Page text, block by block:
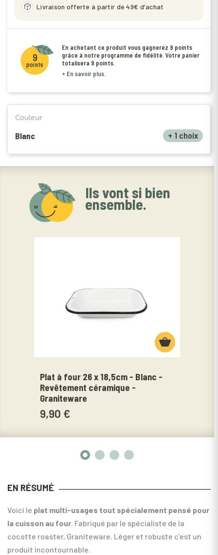
package_2 Livraison offerte à partir de 49€ d'achat
9
points
En achetant ce produit vous gagnerez 9 points
grâce à notre programme de fidélité. Votre panier
totalisera 9 points.
+ En savoir plus.
Couleur
Blanc + 1 choix
Ils vont si bien
ensemble.
Plat à four 26 x 18,5cm - Blanc -
Revêtement céramique -
Graniteware
9,90 €
EN RÉSUMÉ
Voici le plat multi-usages tout spécialement pensé pour
la cuisson au four. Fabriqué par le spécialiste de la
cocotte roaster, Graniteware. Léger et robuste c’est un
produit incontournable.